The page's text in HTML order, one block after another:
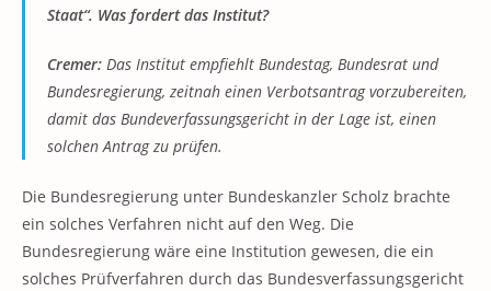
Staat“. Was fordert das Institut?
Cremer: Das Institut empfiehlt Bundestag, Bundesrat und
Bundesregierung, zeitnah einen Verbotsantrag vorzubereiten,
damit das Bundeverfassungsgericht in der Lage ist, einen
solchen Antrag zu prüfen.
Die Bundesregierung unter Bundeskanzler Scholz brachte
ein solches Verfahren nicht auf den Weg. Die
Bundesregierung wäre eine Institution gewesen, die ein
solches Prüfverfahren durch das Bundesverfassungsgericht